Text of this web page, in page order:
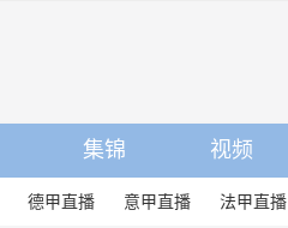
集锦 视频
德甲直播 意甲直播 法甲直播